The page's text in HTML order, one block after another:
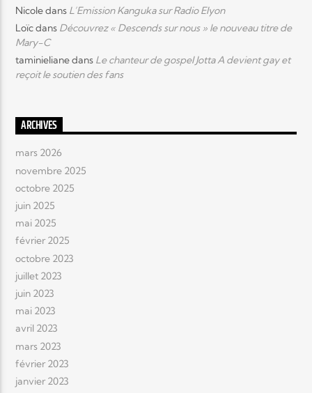
Nicoledans L’Emission Kanguka sur Radio Elyon
Loïcdans Découvrez « Descends sur nous » le nouveau titre de
Mary-C
taminielianedans Le chanteur de gospel Jotta A devient gay et
reçoit le soutien des fans
ARCHIVES
mars 2026
novembre 2025
octobre 2025
juin 2025
mai 2025
février 2025
octobre 2023
juillet 2023
juin 2023
mai 2023
avril 2023
mars 2023
février 2023
janvier 2023